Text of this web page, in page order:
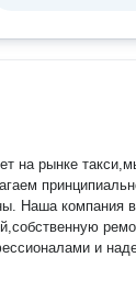
на рынке
Наша компания
и